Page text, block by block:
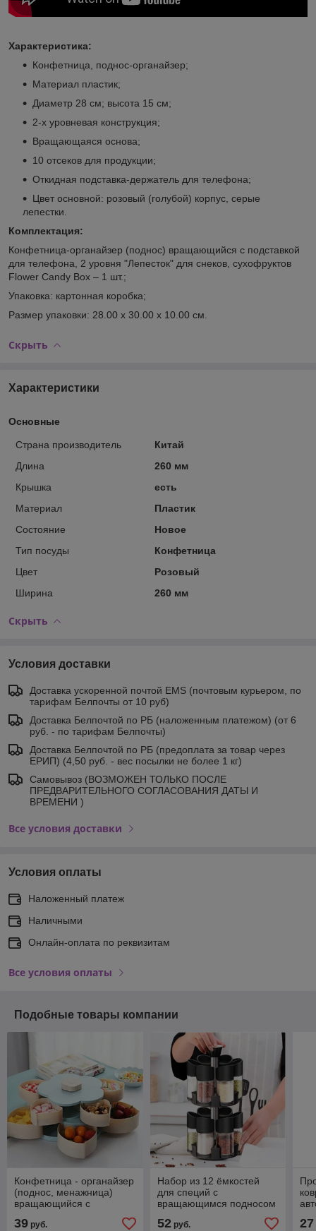
Характеристика:
Конфетница, поднос-органайзер;
Материал пластик;
Диаметр 28 см; высота 15 см;
2-х уровневая конструкция;
Вращающаяся основа;
10 отсеков для продукции;
Откидная подставка-держатель для телефона;
Цвет основной: розовый (голубой) корпус, серые
лепестки.
Комплектация:
Конфетница-органайзер (поднос) вращающийся с подставкой
для телефона, 2 уровня "Лепесток" для снеков, сухофруктов
Flower Candy Box – 1 шт.;
Упаковка: картонная коробка;
Размер упаковки: 28.00 х 30.00 х 10.00 см.
Скрыть
Характеристики
Основные
Страна производитель
Китай
Длина
260 мм
Крышка
есть
Материал
Пластик
Состояние
Новое
Тип посуды
Конфетница
Цвет
Розовый
Ширина
260 мм
Скрыть
Условия доставки
Доставка ускоренной почтой EMS (почтовым курьером, по
тарифам Белпочты от 10 руб)
Доставка Белпочтой по РБ (наложенным платежом) (от 6
руб. - по тарифам Белпочты)
Доставка Белпочтой по РБ (предоплата за товар через
ЕРИП) (4,50 руб. - вес посылки не более 1 кг)
Самовывоз (ВОЗМОЖЕН ТОЛЬКО ПОСЛЕ
ПРЕДВАРИТЕЛЬНОГО СОГЛАСОВАНИЯ ДАТЫ И
ВРЕМЕНИ )
Все условия доставки
Условия оплаты
Наложенный платеж
Наличными
Онлайн-оплата по реквизитам
Все условия оплаты
Подобные товары компании
Конфетница - органайзер
(поднос, менажница)
вращающийся с
телефона, 2 уровня
39 руб.
Набор из 12 ёмкостей
для специй с
вращающимся подносом
52руб. 27